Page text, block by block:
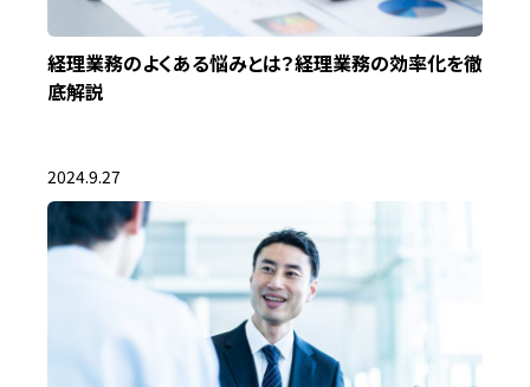
経理業務のよくある悩みとは？経理業務の効率化を徹
底解説
2024.9.27